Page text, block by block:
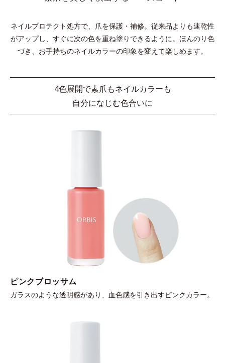
ネイルプロテクト処方で、爪を保護・補修。従来品よりも速乾性
がアップし、すぐに次の色を重ね塗りできるように。 ほんのり色
づき、お手持ちのネイルカラーの印象を変えて楽しめます。
4色展開で素爪もネイルカラーも
自分になじむ色合いに
ピンクブロッサム
ガラスのような透明感があり、血色感を引き出すピンクカラー。